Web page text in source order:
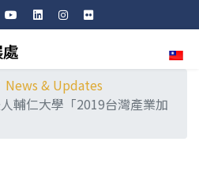
News & Updates
輔仁大學「2019台灣產業加